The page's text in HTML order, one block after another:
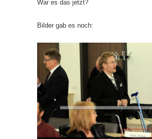
War es das jetzt?
Bilder gab es noch: